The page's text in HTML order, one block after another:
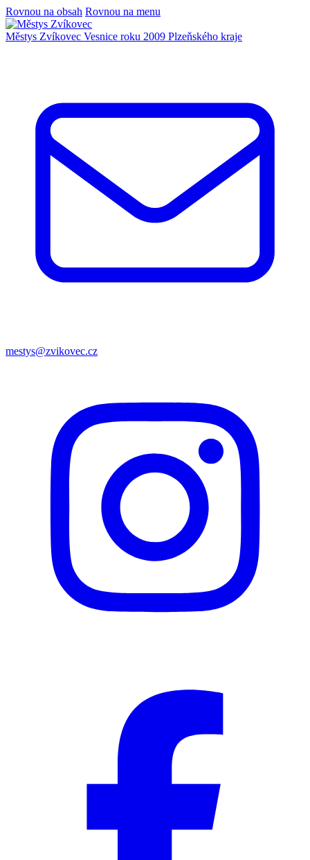
Rovnou na obsah Rovnou na menu
Městys Zvíkovec Vesnice roku 2009 Plzeňského kraje
mestys@zvikovec.cz